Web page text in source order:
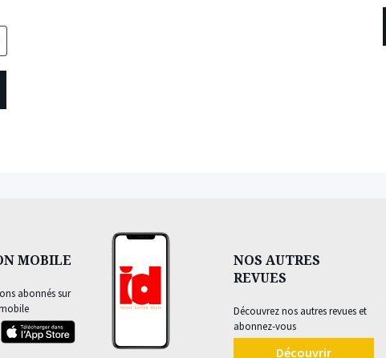
MOBILE
abonnés sur
NOS AUTRES
REVUES
Découvrez nos autres revues et
abonnez-vous
Découvrir